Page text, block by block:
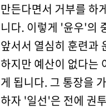
만든다면서 거부를 하
니다. 이렇게 '윤우'의
앞서서 열심히 훈련과
하지만 예산이 없다는
게 됩니다. 그 통장을
하자 '일선'은 전에 권